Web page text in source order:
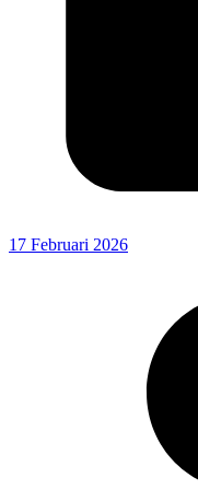
17 Februari 2026